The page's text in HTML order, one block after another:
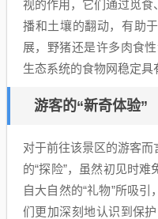
视的作用，它们通过觅
播和土壤的翻动，有助
展，野猪还是许多肉食
生态系统的食物网稳定具
游客的“新奇体验”
对于前往该景区的游客
的“探险”，虽然初见时
自大自然的“礼物”所吸
们更加深刻地认识到保